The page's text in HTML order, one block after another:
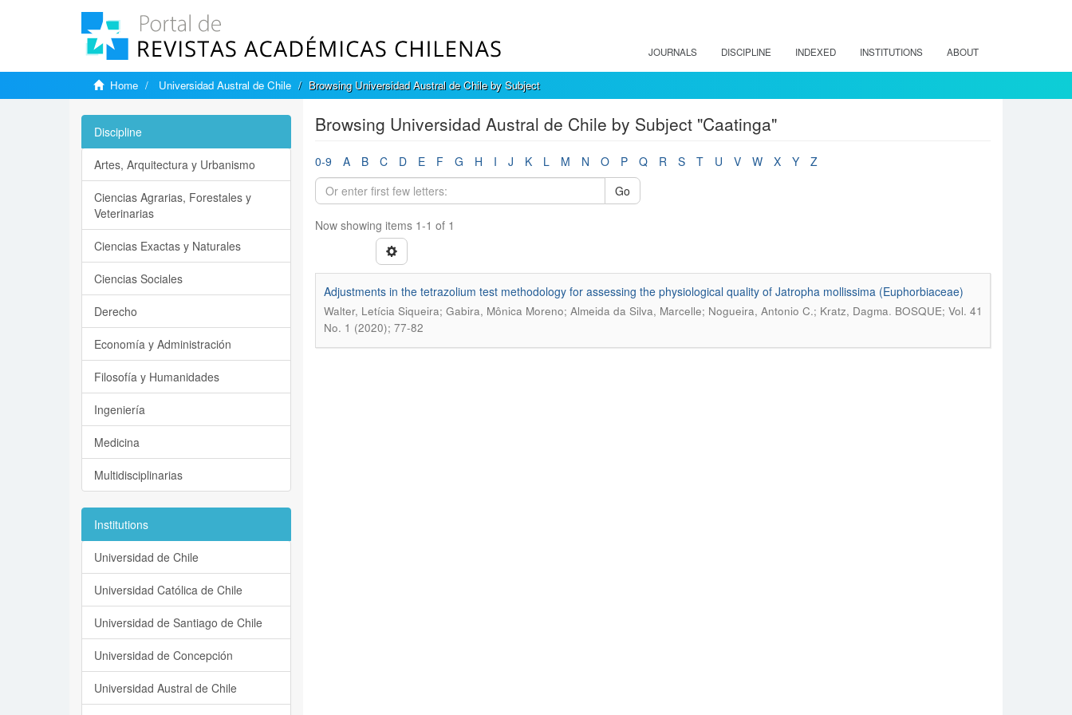
JOURNALS DISCIPLINE INDEXED INSTITUTIONS ABOUT
Home Universidad Austral de Chile Browsing Universidad Austral de Chile by Subject
Browsing Universidad Austral de Chile by Subject "Caatinga"
0-9 A B C D E F G H I J K L M N O P Q R S T U V W X Y
Z
Go
Now showing items 1-1 of 1
Adjustments in the tetrazolium test methodology for assessing the physiological quality of Jatropha mollissima (Euphorbiaceae)
Walter, Letícia Siqueira; Gabira, Mônica Moreno; Almeida da Silva, Marcelle; Nogueira, Antonio C.; Kratz, Dagma. BOSQUE; Vol. 41
No. 1 (2020); 77-82
Discipline
Artes, Arquitectura y Urbanismo
Ciencias Agrarias, Forestales y
Veterinarias
Ciencias Exactas y Naturales
Ciencias Sociales
Derecho
Economía y Administración
Filosofía y Humanidades
Ingeniería
Medicina
Multidisciplinarias
Institutions
Universidad de Chile
Universidad Católica de Chile
Universidad de Santiago de Chile
Universidad de Concepción
Universidad Austral de Chile